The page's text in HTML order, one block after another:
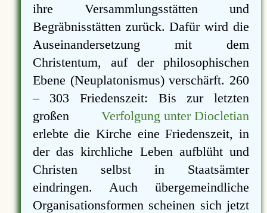
ihre Versammlungsstätten und
Begräbnisstätten zurück. Dafür wird die
Auseinandersetzung mit dem
Christentum, auf der philosophischen
Ebene (Neuplatonismus) verschärft. 260
– 303 Friedenszeit: Bis zur letzten
großen Verfolgung unter Diocletian
erlebte die Kirche eine Friedenszeit, in
der das kirchliche Leben aufblüht und
Christen selbst in Staatsämter
eindringen. Auch übergemeindliche
Organisationsformen scheinen sich jetzt